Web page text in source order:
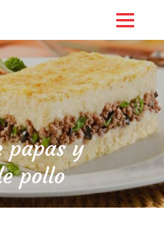
papas y
pollo